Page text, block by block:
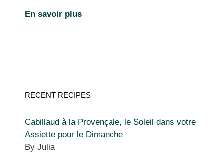
En savoir plus
RECENT RECIPES
Cabillaud à la Provençale, le Soleil dans votre
Assiette pour le Dimanche
By Julia